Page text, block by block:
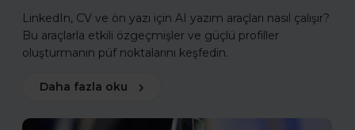
LinkedIn, CV ve ön yazı için AI yazım araçları nasıl çalışır?
Bu araçlarla etkili özgeçmişler ve güçlü profiller
oluşturmanın püf noktalarını keşfedin.
Daha fazla oku